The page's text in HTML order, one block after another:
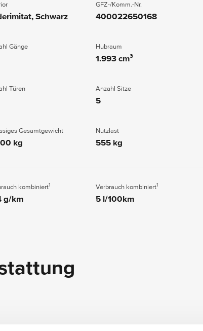
Schwarz
GFZ-/Komm.-Nr.
400022650168
Gänge Hubraum
1.993 cm³
Türen Anzahl Sitze
5
Gesamtgewicht
kg
Nutzlast
555 kg
kombiniert1
g/km
Verbrauch kombiniert1
5 l/100km